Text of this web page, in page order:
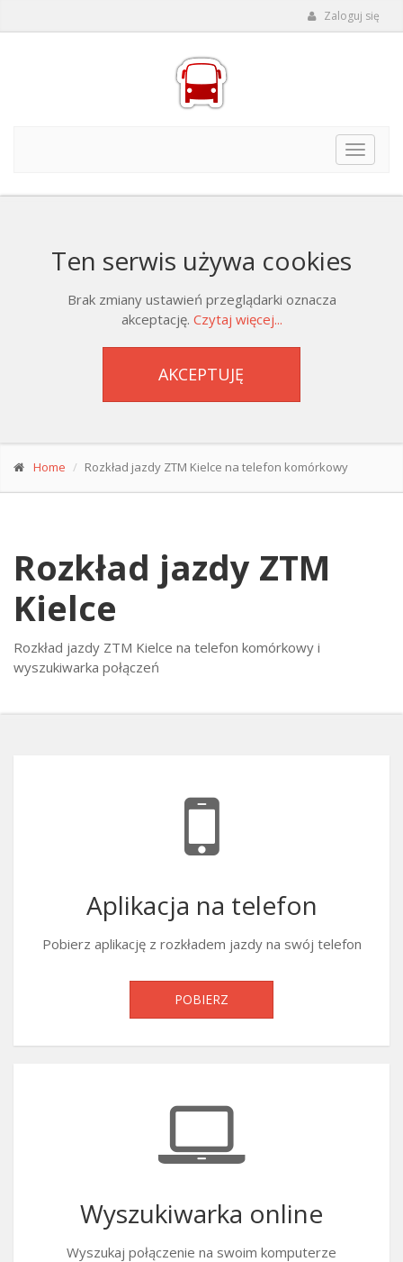
Zaloguj się
Toggle
Ten serwis używa cookies
Brak zmiany ustawień przeglądarki oznacza
akceptację. Czytaj więcej...
AKCEPTUJĘ
Home Rozkład jazdy ZTM Kielce na telefon komórkowy
Rozkład jazdy ZTM
Kielce
Rozkład jazdy ZTM Kielce na telefon komórkowy i
wyszukiwarka połączeń
Aplikacja na telefon
Pobierz aplikację z rozkładem jazdy na swój telefon
POBIERZ
Wyszukiwarka online
Wyszukaj połączenie na swoim komputerze